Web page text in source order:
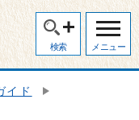
検索 メニュー
イド